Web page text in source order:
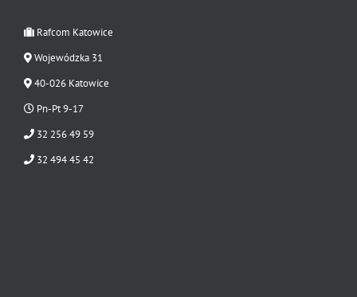
Rafcom Katowice
Wojewódzka 31
40-026 Katowice
Pn-Pt 9-17
32 256 49 59
32 494 45 42